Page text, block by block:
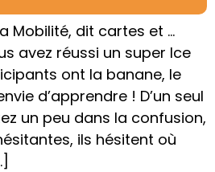
Mobilité, dit cartes et …
avez réussi un super Ice
ont la banane, le
d’apprendre ! D’un seul
un peu dans la confusion,
ils hésitent où